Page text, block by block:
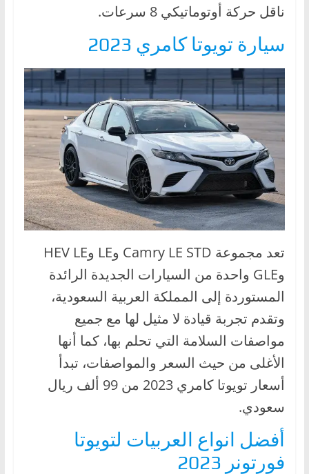
ناقل حركة أوتوماتيكي 8 سرعات.
سيارة تويوتا كامري 2023
تعد مجموعة Camry LE STD وLE وHEV LE
وGLE واحدة من السيارات الجديدة الرائدة
المستوردة إلى المملكة العربية السعودية،
وتقدم تجربة قيادة لا مثيل لها مع جميع
مواصفات السلامة التي تحلم بها، كما أنها
الأغلى من حيث السعر والمواصفات، تبدأ
أسعار تويوتا كامري 2023 من 99 ألف ريال
سعودي.
أفضل انواع العربيات لتويوتا
فورتونر 2023